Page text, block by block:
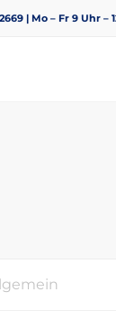
| Mo – Fr 9 Uhr –